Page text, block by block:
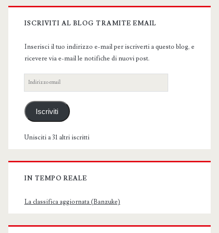
Primary
Sidebar
ISCRIVITI AL BLOG TRAMITE EMAIL
Inserisci il tuo indirizzo e-mail per iscriverti a questo blog, e
ricevere via e-mail le notifiche di nuovi post.
Indirizzo
email
Iscriviti
Unisciti a 31 altri iscritti
IN TEMPO REALE
La classifica aggiornata (Banzuke)